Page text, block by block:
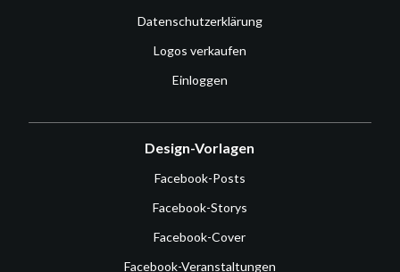
Datenschutzerklärung
Logos verkaufen
Einloggen
Design-Vorlagen
Facebook-Posts
Facebook-Storys
Facebook-Cover
Facebook-Veranstaltungen